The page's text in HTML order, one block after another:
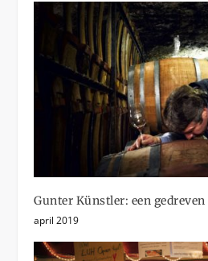
Gunter Künstler: een
april 2019